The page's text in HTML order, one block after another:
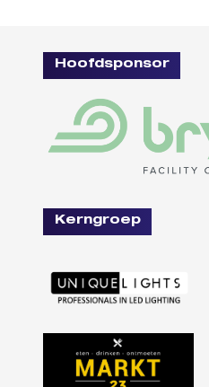
Hoofdsponsor
Kerngroep